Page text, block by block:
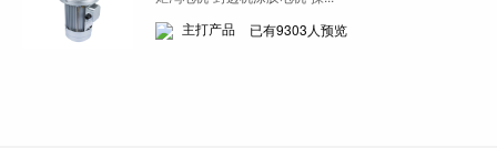
主打产品
已有9303人预览